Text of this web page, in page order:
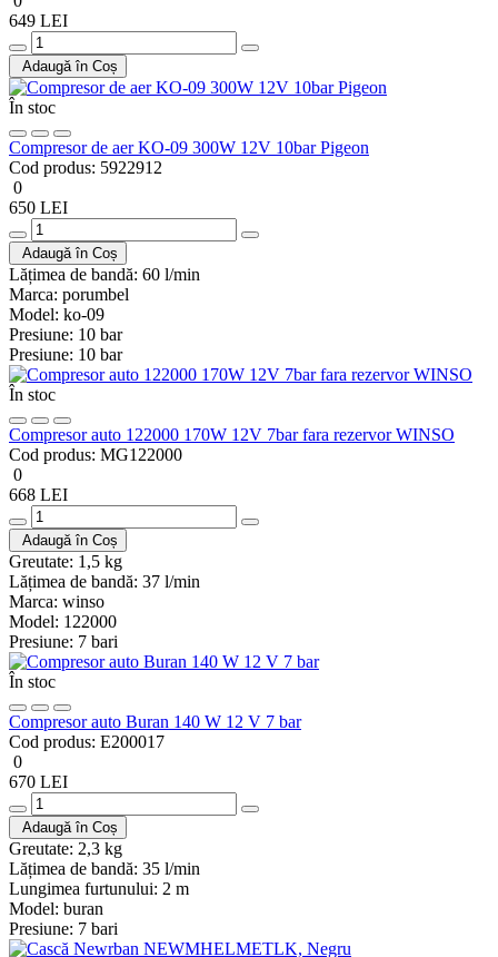
649 LEI
Adaugă în Coș
În stoc
Compresor de aer KO-09 300W 12V 10bar Pigeon
Cod produs: 5922912
0
650 LEI
Adaugă în Coș
Lățimea de bandă: 60 l/min
Marca: porumbel
Model: ko-09
Presiune: 10 bar
Presiune: 10 bar
În stoc
Compresor auto 122000 170W 12V 7bar fara rezervor WINSO
Cod produs: MG122000
0
668 LEI
Adaugă în Coș
Greutate: 1,5 kg
Lățimea de bandă: 37 l/min
Marca: winso
Model: 122000
Presiune: 7 bari
În stoc
Compresor auto Buran 140 W 12 V 7 bar
Cod produs: E200017
0
670 LEI
Adaugă în Coș
Greutate: 2,3 kg
Lățimea de bandă: 35 l/min
Lungimea furtunului: 2 m
Model: buran
Presiune: 7 bari